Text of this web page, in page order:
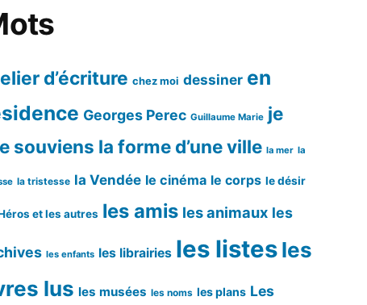
d’écriture chez moi dessiner en
Georges Perec Guillaume Marie je
souviens la forme d’une ville la mer la
la tristesse la Vendée le cinéma le corps le désir
et les autres les amis les animaux les
les enfants les librairies les listesles
lus les musées les noms les plans Les